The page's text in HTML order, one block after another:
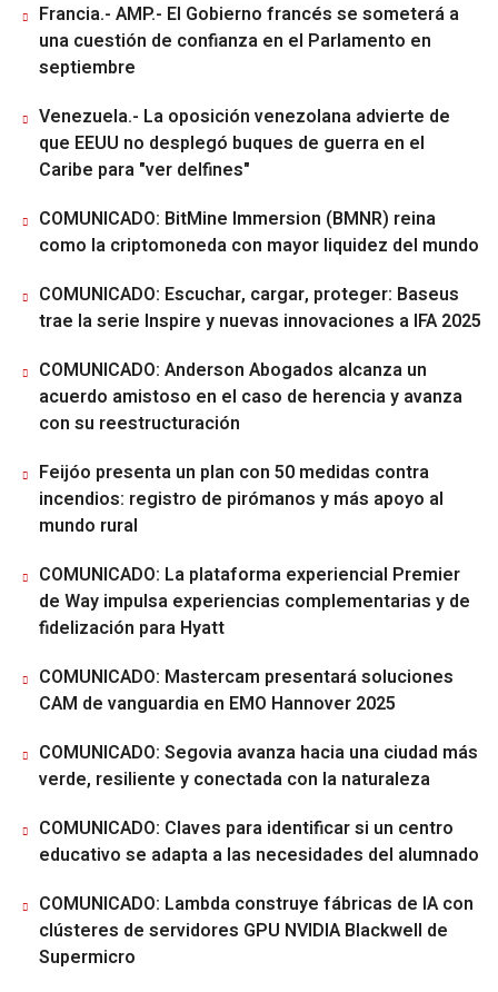
Francia.- AMP.- El Gobierno francés se someterá a
una cuestión de confianza en el Parlamento en
septiembre
Venezuela.- La oposición venezolana advierte de
que EEUU no desplegó buques de guerra en el
Caribe para "ver delfines"
COMUNICADO: BitMine Immersion (BMNR) reina
como la criptomoneda con mayor liquidez del mundo
COMUNICADO: Escuchar, cargar, proteger: Baseus
trae la serie Inspire y nuevas innovaciones a IFA 2025
COMUNICADO: Anderson Abogados alcanza un
acuerdo amistoso en el caso de herencia y avanza
con su reestructuración
Feijóo presenta un plan con 50 medidas contra
incendios: registro de pirómanos y más apoyo al
mundo rural
COMUNICADO: La plataforma experiencial Premier
de Way impulsa experiencias complementarias y de
fidelización para Hyatt
COMUNICADO: Mastercam presentará soluciones
CAM de vanguardia en EMO Hannover 2025
COMUNICADO: Segovia avanza hacia una ciudad más
verde, resiliente y conectada con la naturaleza
COMUNICADO: Claves para identificar si un centro
educativo se adapta a las necesidades del alumnado
COMUNICADO: Lambda construye fábricas de IA con
clústeres de servidores GPU NVIDIA Blackwell de
Supermicro